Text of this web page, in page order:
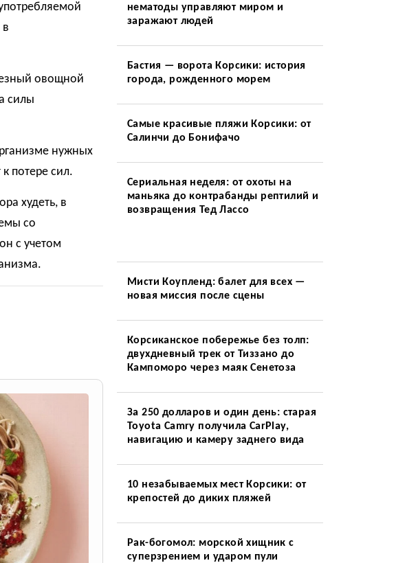
овощной
силы
нужных
потере сил.
худеть, в
со
с учетом
нематоды управляют миром и
заражают людей
Бастия — ворота Корсики: история
города, рожденного морем
Самые красивые пляжи Корсики: от
Салинчи до Бонифачо
Сериальная неделя: от охоты на
маньяка до контрабанды рептилий и
возвращения Тед Лассо
Мисти Коупленд: балет для всех —
новая миссия после сцены
Корсиканское побережье без толп:
двухдневный трек от Тиззано до
Кампоморо через маяк Сенетоза
За 250 долларов и один день: старая
Toyota Camry получила CarPlay,
навигацию и камеру заднего вида
10 незабываемых мест Корсики: от
крепостей до диких пляжей
Рак-богомол: морской хищник с
суперзрением и ударом пули